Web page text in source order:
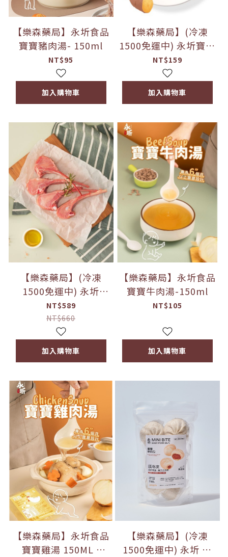
【樂森藥局】永圻食品
寶寶豬肉湯- 150ml
NT$95
加入購物車
【樂森藥局】(冷凍
1500免運中) 永圻寶寶
燴料｜日式咖哩豬
肉-150g
NT$159
加入購物車
【樂森藥局】(冷凍
1500免運中) 永圻
『紐西蘭』小犢牛嫩肩
排 350g
NT$589
NT$660
加入購物車
【樂森藥局】永圻食品
寶寶牛肉湯-150ml
NT$105
加入購物車
【樂森藥局】永圻食品
寶寶雞湯 150ML /
【樂森藥局】(冷凍
1500免運中) 永圻 寶